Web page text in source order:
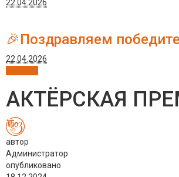
22.04.2026
🎉Поздравляем
22.04.2026
АКТЁРСКАЯ
автор
Администратор
опубликовано